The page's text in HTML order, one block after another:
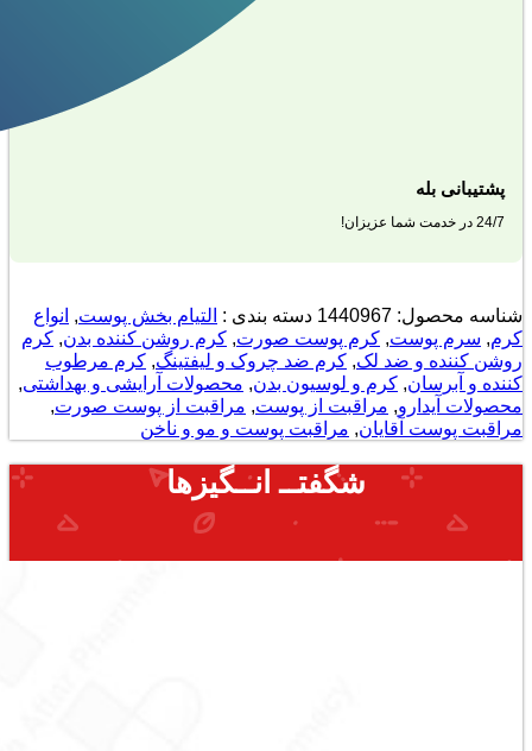
پشتیبانی بله
24/7 در خدمت شما عزیزان!
شناسه محصول: 1440967 دسته بندی : التیام بخش پوست, انواع
کرم, سرم پوست, کرم پوست صورت, کرم روشن کننده بدن, کرم
روشن کننده و ضد لک, کرم ضد چروک و لیفتینگ, کرم مرطوب
کننده و آبرسان, کرم و لوسیون بدن, محصولات آرایشی و بهداشتی,
محصولات آیدارو, مراقبت از پوست, مراقبت از پوست صورت,
مراقبت پوست آقایان, مراقبت پوست و مو و ناخن
شگفتــ انــگیزها